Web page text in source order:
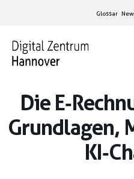
Glossar
Die
Grundlagen,